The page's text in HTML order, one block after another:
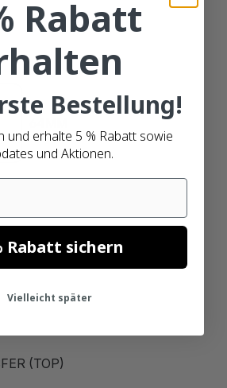
(TOP)
Rabatt
Bestellung!
und erhalte 5 % Rabatt sowie
und Aktionen.
Rabatt sichern
Vielleicht später